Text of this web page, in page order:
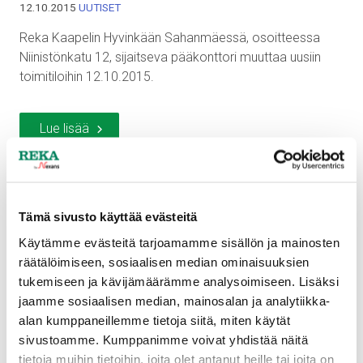
Tämä sivusto käyttää evästeitä
Käytämme evästeitä tarjoamamme sisällön ja mainosten
räätälöimiseen, sosiaalisen median ominaisuuksien
tukemiseen ja kävijämäärämme analysoimiseen. Lisäksi
jaamme sosiaalisen median, mainosalan ja analytiikka-
alan kumppaneillemme tietoja siitä, miten käytät
sivustoamme. Kumppanimme voivat yhdistää näitä
tietoja muihin tietoihin, joita olet antanut heille tai joita on
12.10.2015 UUTISET
Reka Kaapelin Hyvinkään Sahanmäessä, osoitteessa
Niinistönkatu 12, sijaitseva pääkonttori muuttaa uusiin
toimitiloihin 12.10.2015.
Lue lisää